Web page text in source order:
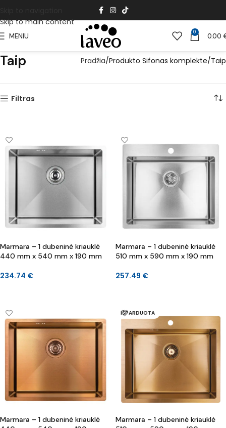
Skip to main content
MENIU 0 0.00
Taip Pradžia Produkto Sifonas komplekte Taip
Filtras
Marmara – 1 dubeninė kriauklė
440 mm x 540 mm x 190 mm
234.74 €
Marmara – 1 dubeninė kriauklė
510 mm x 590 mm x 190 mm
257.49 €
Marmara – 1 dubeninė kriauklė
IŠPARDUOTA
Marmara – 1 dubeninė kriauklė